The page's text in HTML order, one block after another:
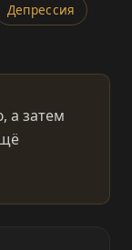
Депрессия
а затем